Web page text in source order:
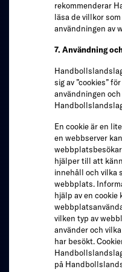
rekommenderar
läsa de villkor
användningen av
7. Användning
sig av ”cookies”
användningen
En cookie är en
en webbserver
hjälper till att
innehåll och vilka
webbplats.
hjälp av en cookie
vilken typ av
använder och
har besökt.
på